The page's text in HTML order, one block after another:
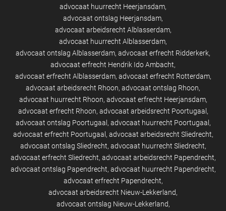
advocaat huurrecht Heerjansdam
advocaat ontslag Heerjansdam
advocaat arbeidsrecht Alblasserdam
advocaat huurrecht Alblasserdam
advocaat ontslag Alblasserdam advocaat erfrecht Ridderkerk
advocaat erfrecht Hendrik Ido Ambacht
advocaat erfrecht Alblasserdam advocaat erfrecht Rotterdam
advocaat arbeidsrecht Rhoon advocaat ontslag Rhoon
advocaat huurrecht Rhoon advocaat erfrecht Heerjansdam
advocaat erfrecht Rhoon advocaat arbeidsrecht Poortugaal
advocaat ontslag Poortugaal
advocaat huurrecht Poortugaal
advocaat erfrecht Poortugaal
advocaat arbeidsrecht Sliedrecht
advocaat ontslag Sliedrecht advocaat huurrecht Sliedrecht
advocaat erfrecht Sliedrecht advocaat arbeidsrecht Papendrecht
advocaat ontslag Papendrecht advocaat huurrecht Papendrecht
advocaat erfrecht Papendrecht
advocaat arbeidsrecht Nieuw-Lekkerland
advocaat ontslag Nieuw-Lekkerland